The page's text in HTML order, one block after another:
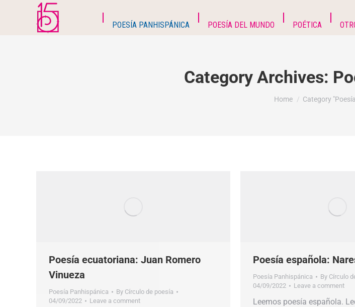
POESÍA PANHISPÁNICA POESÍA DEL MUNDO POÉTICA
Category Archives:
You are here:
Home Category
Poesía ecuatoriana: Juan Romero
Vinueza
Poesía Panhispánica By Círculo de poesía
04/09/2022
Leave a comment
Poesía española:
Poesía Panhispánica By Círculo
04/09/2022
Leave a comment
Leemos poesía española.